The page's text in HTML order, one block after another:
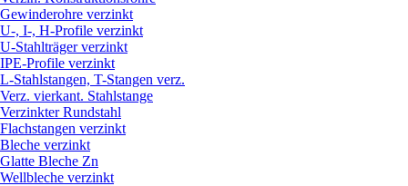
Gewinderohre verzinkt
U-, I-, H-Profile verzinkt
U-Stahlträger verzinkt
IPE-Profile verzinkt
L-Stahlstangen, T-Stangen verz.
Verz. vierkant. Stahlstange
Verzinkter Rundstahl
Flachstangen verzinkt
Bleche verzinkt
Glatte Bleche Zn
Wellbleche verzinkt